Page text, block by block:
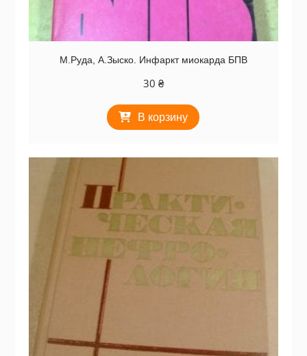
М.Руда, А.Зыско. Инфаркт миокарда БПВ
30 ₴
В корзину